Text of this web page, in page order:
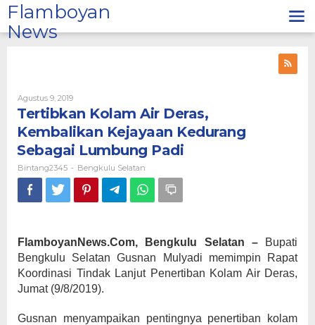
Lewati
ke
konten
Flamboyan
News
Agustus 9, 2019Oleh
Bintang2345
Tertibkan Kolam Air Deras,
Kembalikan Kejayaan Kedurang
Sebagai Lumbung Padi
Bintang2345 - Bengkulu Selatan
FlamboyanNews.Com, Bengkulu Selatan –Bupati
Bengkulu Selatan Gusnan Mulyadi memimpin Rapat
Koordinasi Tindak Lanjut Penertiban Kolam Air Deras,
Jumat (9/8/2019).
Gusnan menyampaikan pentingnya penertiban kolam